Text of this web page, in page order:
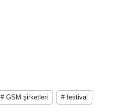
# GSM şirketleri # festival